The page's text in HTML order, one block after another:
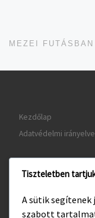
Kezdőlap
Adatvédelmi
www.visitgyula.com
Tiszteletben
A sütik
szabott